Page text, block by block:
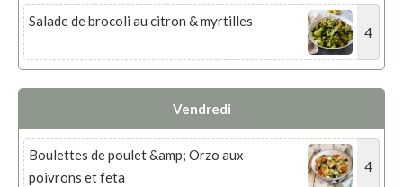
Salade de brocoli au citron & myrtilles
4
Vendredi
Boulettes de poulet &amp; Orzo aux
poivrons et feta
4